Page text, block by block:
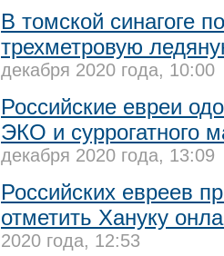
В томской синагоге
трехметровую
декабря 2020 года, 10:00
Российские евреи
ЭКО и суррогатного
декабря 2020 года, 13:09
Российских евреев
отметить Хануку
2020 года, 12:53